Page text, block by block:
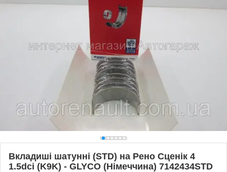
Вкладиші шатунні (STD) на Рено Сценік 4
1.5dci (K9K) - GLYCO (Німеччина) 7142434STD